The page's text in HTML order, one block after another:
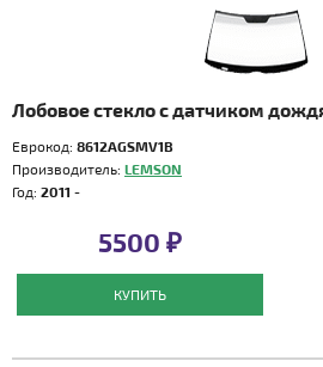
Лобовое стекло с датчиком дождя
Еврокод: 8612AGSMV1B
Производитель: LEMSON
Год: 2011 -
5500 ₽
КУПИТЬ